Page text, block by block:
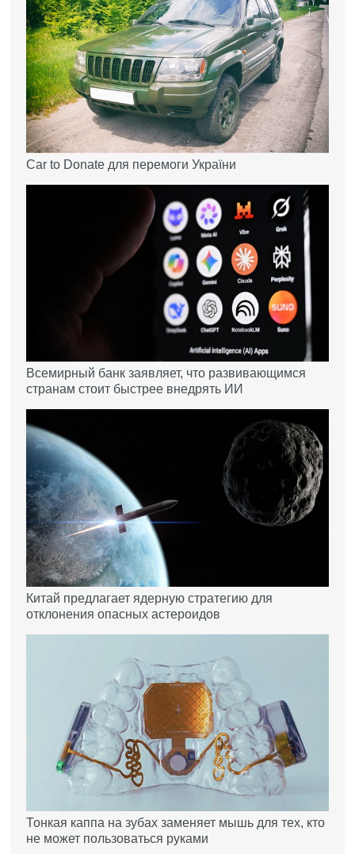
Car to Donate для перемоги України
Всемирный банк заявляет, что развивающимся
странам стоит быстрее внедрять ИИ
Китай предлагает ядерную стратегию для
отклонения опасных астероидов
Тонкая каппа на зубах заменяет мышь для тех, кто
не может пользоваться руками